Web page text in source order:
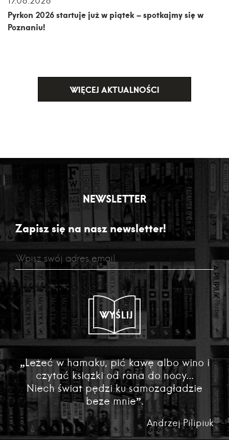
Pyrkon 2026 startuje już w piątek – spotkajmy się w
Poznaniu!
WIĘCEJ AKTUALNOŚCI
NEWSLETTER
Zapisz się na nasz newsletter!
WYŚLIJ
„Leżeć w hamaku, pić kawę albo wino i
czytać książki od rana do nocy...
Niech świat pędzi ku samozagładzie
beze mnie”.
Andrzej Pilipiuk